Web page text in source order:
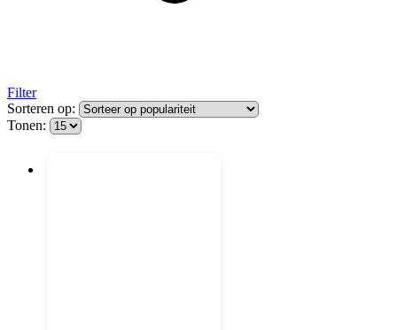
Filter
Sorteren op:
Tonen: